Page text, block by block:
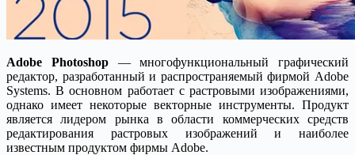
Adobe Photoshop— многофункциональный графический
редактор, разработанный и распространяемый фирмой Adobe
Systems. В основном работает с растровыми изображениями,
однако имеет некоторые векторные инструменты. Продукт
является лидером рынка в области коммерческих средств
редактирования растровых изображений и наиболее
известным продуктом фирмы Adobe.